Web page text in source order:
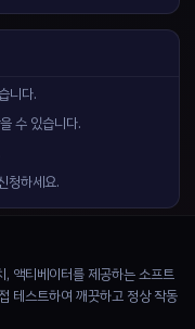
니다.
수 있습니다.
청하세요.
액티베이터를 제공하는 소프트
테스트하여 깨끗하고 정상 작동